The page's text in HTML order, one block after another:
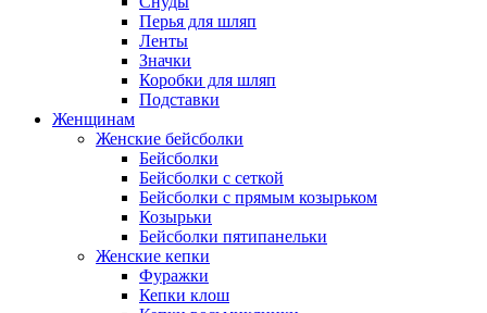
Перья для шляп
Ленты
Значки
Коробки для шляп
Подставки
Женщинам
Женские бейсболки
Бейсболки
Бейсболки с сеткой
Бейсболки с прямым козырьком
Козырьки
Бейсболки пятипанельки
Женские кепки
Фуражки
Кепки клош